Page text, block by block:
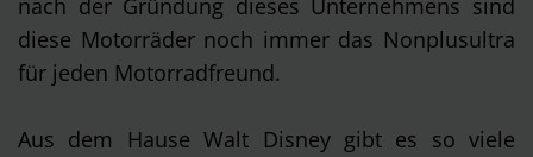
nach der Gründung dieses Unternehmens sind
diese Motorräder noch immer das Nonplusultra
für jeden Motorradfreund.
Aus dem Hause Walt Disney gibt es so viele